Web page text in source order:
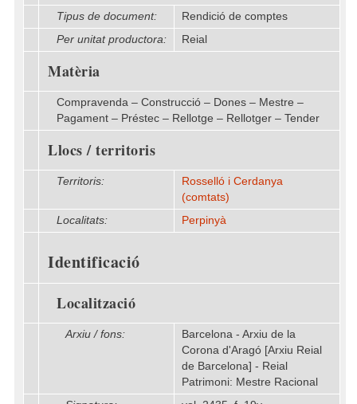
Tipus de document:
Rendició de comptes
Per unitat productora:
Reial
Matèria
Compravenda – Construcció – Dones – Mestre –
Pagament – Préstec – Rellotge – Rellotger – Tender
Llocs / territoris
Territoris:
Rosselló i Cerdanya
(comtats)
Localitats:
Perpinyà
Identificació
Localització
Arxiu / fons:
Barcelona - Arxiu de la
Corona d'Aragó [Arxiu Reial
de Barcelona] - Reial
Patrimoni: Mestre Racional